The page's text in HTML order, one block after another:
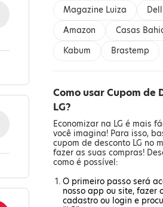
Magazine Luiza
Dell
Amazon
Casas
Kabum
Brastemp
Como usar Cupom de
LG?
Economizar na LG é mais
você imagina! Para isso,
cupom de desconto LG no
fazer as suas compras!
como é possível:
O primeiro passo será
nosso app ou site, fazer
cadastro ou login e